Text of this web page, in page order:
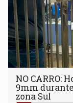
NO CARRO:
9mm
zona Sul